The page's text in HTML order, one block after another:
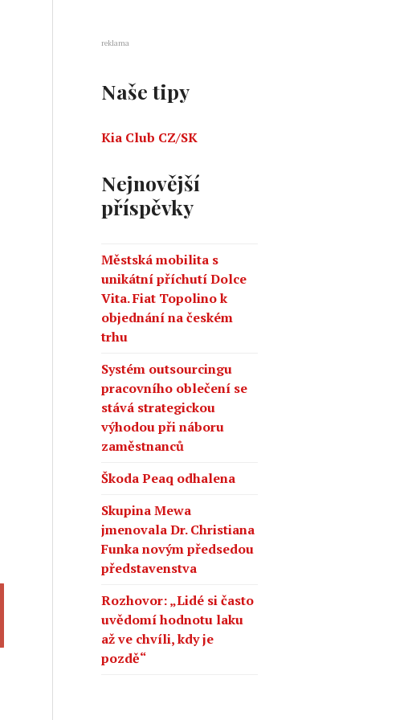
reklama
Naše tipy
Kia Club CZ/SK
Nejnovější
příspěvky
Městská mobilita s
unikátní příchutí Dolce
Vita. Fiat Topolino k
objednání na českém
trhu
Systém outsourcingu
pracovního oblečení se
stává strategickou
výhodou při náboru
zaměstnanců
Škoda Peaq odhalena
Skupina Mewa
jmenovala Dr. Christiana
Funka novým předsedou
představenstva
Rozhovor: „Lidé si často
uvědomí hodnotu laku
až ve chvíli, kdy je
pozdě“